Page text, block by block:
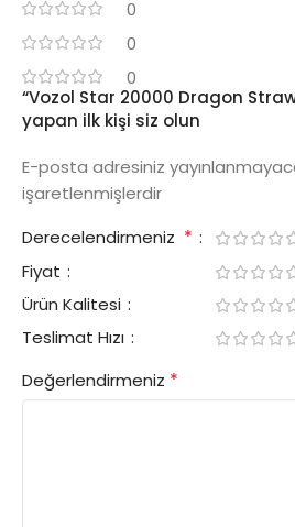
0
0
0
“Vozol Star 20000 Dragon
yapan ilk kişi siz olun
E-posta adresiniz
işaretlenmişlerdir
Derecelendirmeniz *
Fiyat
Ürün Kalitesi
Teslimat Hızı
Değerlendirmeniz *